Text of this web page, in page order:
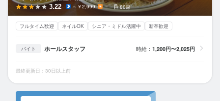
3.22 ～￥2,999 － 80席
フルタイム歓迎 ネイルOK シニア・ミドル活躍中 新卒歓迎
バイト ホールスタッフ 時給： 1,200円〜2,025円
最終更新日：30日以上前